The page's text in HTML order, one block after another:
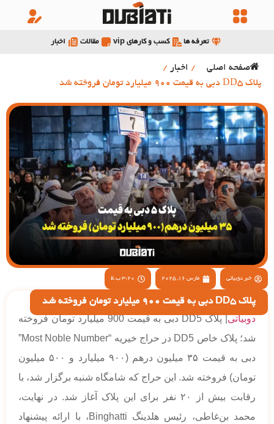
تعرفه ها کسب و کارهای vip مقالات اخبار
صفحه اصلی / اخبار /
پلاک DD5 دبی به قیمت 900 میلیارد تومان فروخته شد
خبر دوبیاتی مارس 16, 2025 3:20 ب.ظ
پلاک DD5 دبی به قیمت 900 میلیارد تومان فروخته شد
دوبیاتی
| پلاک DD5 دبی به قیمت 900 میلیارد تومان فروخته
شد؛ پلاک خاص DD5 در حراج خیریه “Most Noble Number”
دبی به قیمت ۳۵ میلیون درهم (۹۰۰ میلیارد و ۵۰۰ میلیون
تومان) فروخته شد. این حراج که شامگاه شنبه برگزار شد، با
رقابت بیش از ۲۰ نفر برای این پلاک آغاز شد. در نهایت،
محمد بن‌غاطی، رئیس هلدینگ Binghatti، با ارائه پیشنهاد